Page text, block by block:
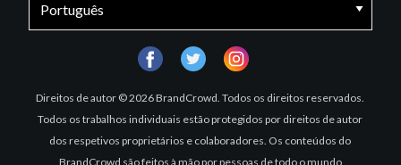
Direitos de autor © 2026 BrandCrowd. Todos os direitos reservados.
Todos os trabalhos individuais estão protegidos por direitos de autor
dos respetivos proprietários e colaboradores. Os conteúdos do
BrandCrowd são feitos à mão por pessoas de todo o mundo
facebooktwitter instagram